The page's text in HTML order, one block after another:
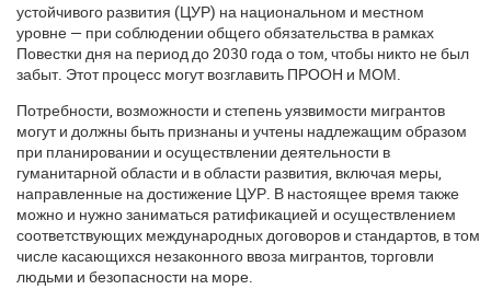
устойчивого развития (ЦУР) на национальном и местном
уровне — при соблюдении общего обязательства в рамках
Повестки дня на период до 2030 года о том, чтобы никто не был
забыт. Этот процесс могут возглавить ПРООН и МОМ.
Потребности, возможности и степень уязвимости мигрантов
могут и должны быть признаны и учтены надлежащим образом
при планировании и осуществлении деятельности в
гуманитарной области и в области развития, включая меры,
направленные на достижение ЦУР. В настоящее время также
можно и нужно заниматься ратификацией и осуществлением
соответствующих международных договоров и стандартов, в том
числе касающихся незаконного ввоза мигрантов, торговли
людьми и безопасности на море.